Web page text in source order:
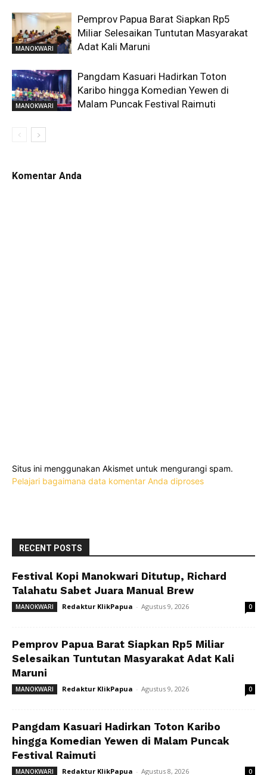
MANOKWARI
Pemprov Papua Barat Siapkan Rp5
Miliar Selesaikan Tuntutan Masyarakat
Adat Kali Maruni
MANOKWARI
Pangdam Kasuari Hadirkan Toton
Karibo hingga Komedian Yewen di
Malam Puncak Festival Raimuti
Komentar Anda
Situs ini menggunakan Akismet untuk mengurangi spam.
Pelajari bagaimana data komentar Anda diproses
RECENT POSTS
Festival Kopi Manokwari Ditutup, Richard
Talahatu Sabet Juara Manual Brew
MANOKWARI Redaktur KlikPapua - Agustus 9, 2026 0
Pemprov Papua Barat Siapkan Rp5 Miliar
Selesaikan Tuntutan Masyarakat Adat Kali
Maruni
MANOKWARI Redaktur KlikPapua - Agustus 9, 2026 0
Pangdam Kasuari Hadirkan Toton Karibo
hingga Komedian Yewen di Malam Puncak
Festival Raimuti
MANOKWARI Redaktur KlikPapua - Agustus 8, 2026 0